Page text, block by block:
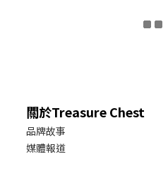
關於Treasure Chest
品牌故事
媒體報道